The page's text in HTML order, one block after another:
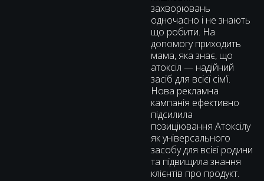
захворювань
одночасно і не знають
що робити. На
допомогу приходить
мама, яка знає, що
атоксіл — надійний
засіб для всієї сімʼї.
Нова рекламна
кампанія ефективно
підсилила
позиціювання Атоксілу
як універсального
засобу для всієї родини
та підвищила знання
клієнтів про продукт.